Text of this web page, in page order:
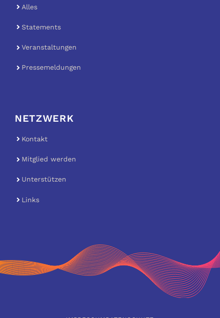
Alles
Statements
Veranstaltungen
Pressemeldungen
NETZWERK
Kontakt
Mitglied werden
Unterstützen
Links